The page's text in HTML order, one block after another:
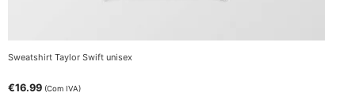
Sweatshirt Taylor Swift unisex
€16.99 (Com IVA)